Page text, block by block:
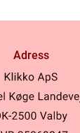
Adress